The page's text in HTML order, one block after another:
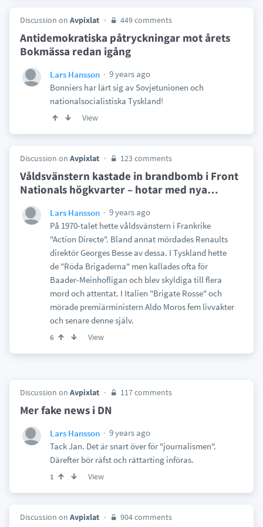
Discussion on Avpixlat 449 comments
Antidemokratiska påtryckningar mot årets
Bokmässa redan igång
Lars Hansson
9 years ago
Bonniers har lärt sig av Sovjetunionen och
nationalsocialistiska Tyskland!
View
Discussion on Avpixlat 123 comments
Våldsvänstern kastade in brandbomb i Front
Nationals högkvarter – hotar med nya…
Lars Hansson
9 years ago
På 1970-talet hette våldsvänstern i Frankrike
"Action Directe". Bland annat mördades Renaults
direktör Georges Besse av dessa. I Tyskland hette
de "Röda Brigaderna" men kallades ofta för
Baader-Meinhofligan och blev skyldiga till flera
mord och attentat. I Italien "Brigate Rosse" och
mörade premiärministern Aldo Moros fem livvakter
och senare denne själv.
6 View
Discussion on Avpixlat 117 comments
Mer fake news i DN
Lars Hansson
9 years ago
Tack Jan. Det är snart över för "journalismen".
Därefter bör räfst och rättarting införas.
1 View
Discussion on Avpixlat 904 comments